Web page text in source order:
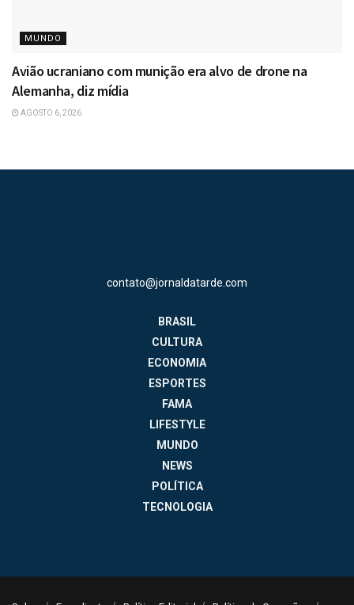
MUNDO
Avião ucraniano com munição era alvo de drone na
Alemanha, diz mídia
AGOSTO 6, 2026
contato@jornaldatarde.com
BRASIL
CULTURA
ECONOMIA
ESPORTES
FAMA
LIFESTYLE
MUNDO
NEWS
POLÍTICA
TECNOLOGIA